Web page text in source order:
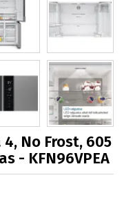
No Frost, 605
- KFN96VPEA